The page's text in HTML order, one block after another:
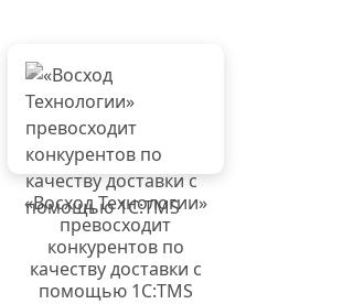
«Восход Технологии»
превосходит
конкурентов по
качеству доставки с
помощью 1С:TMS